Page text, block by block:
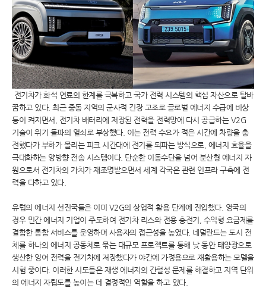
전기차가 화석 연료의 한계를 극복하고 국가 전력 시스템의 핵심 자산으로 탈바
꿈하고 있다. 최근 중동 지역의 군사적 긴장 고조로 글로벌 에너지 수급에 비상
등이 켜지면서, 전기차 배터리에 저장된 전력을 전력망에 다시 공급하는 V2G
기술이 위기 돌파의 열쇠로 부상했다. 이는 전력 수요가 적은 시간에 차량을 충
전했다가 부하가 몰리는 피크 시간대에 전기를 되파는 방식으로, 에너지 효율을
극대화하는 양방향 전송 시스템이다. 단순한 이동수단을 넘어 분산형 에너지 자
원으로서 전기차의 가치가 재조명받으면서 세계 각국은 관련 인프라 구축에 전
력을 다하고 있다.
유럽의 에너지 선진국들은 이미 V2G의 상업적 활용 단계에 진입했다. 영국의
경우 민간 에너지 기업이 주도하여 전기차 리스와 전용 충전기, 수익형 요금제를
결합한 통합 서비스를 운영하며 사용자의 접근성을 높였다. 네덜란드는 도시 전
체를 하나의 에너지 공동체로 묶는 대규모 프로젝트를 통해 낮 동안 태양광으로
생산한 잉여 전력을 전기차에 저장했다가 야간에 가정용으로 재활용하는 모델을
시험 중이다. 이러한 시도들은 재생 에너지의 간헐성 문제를 해결하고 지역 단위
의 에너지 자립도를 높이는 데 결정적인 역할을 하고 있다.